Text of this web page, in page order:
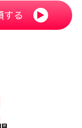
する ▶︎